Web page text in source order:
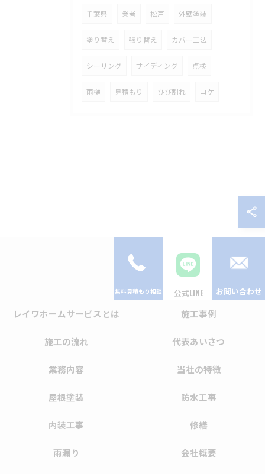
千葉県 業者 松戸 外壁塗装
塗り替え 張り替え カバー工法
シーリング サイディング 点検
雨樋 見積もり ひび割れ コケ
公式LINE お問い合わせ
レイワホームサービスとは 施工事例
施工の流れ 代表あいさつ
業務内容 当社の特徴
屋根塗装 防水工事
内装工事 修繕
雨漏り 会社概要